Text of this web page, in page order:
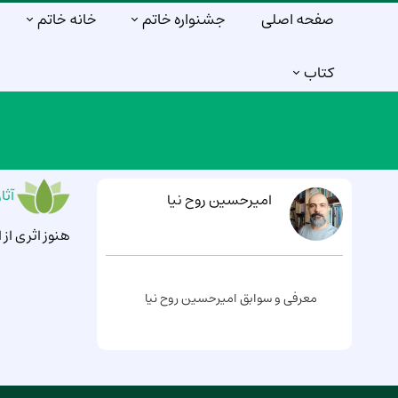
صفحه اصلی جشنواره خاتم خانه خاتم
کتاب
امیرحسین روح نیا
معرفی و سوابق امیرحسین روح نیا
هنوز اثری